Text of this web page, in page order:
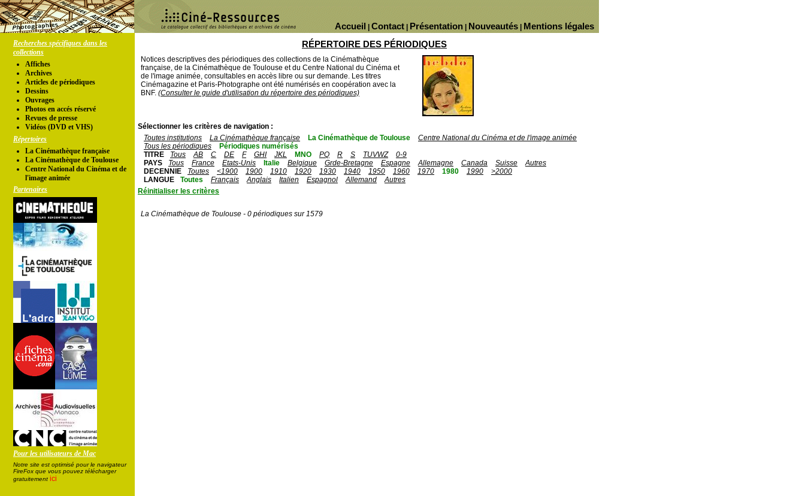
Mentions légales
Nouveautés
Présentation
Contact
Accueil
Recherches spécifiques dans les
collections
Affiches
Archives
Articles de périodiques
Dessins
Ouvrages
Photos en accés réservé
Revues de presse
Vidéos (DVD et VHS)
Répertoires
La Cinémathèque française
La Cinémathèque de Toulouse
Centre National du Cinéma et de
l'image animée
Partenaires
Pour les utilisateurs de Mac
Notre site est optimisé pour le navigateur
FireFox que vous pouvez télécharger
gratuitement ici
RÉPERTOIRE DES PÉRIODIQUES
Notices descriptives des périodiques des collections de la Cinémathèque
française, de la Cinémathèque de Toulouse et du Centre National du Cinéma et
de l'image animée, consultables en accès libre ou sur demande. Les titres
Cinémagazine et Paris-Photographe ont été numérisés en coopération avec la
BNF. (Consulter le guide d'utilisation du répertoire des périodiques)
Sélectionner les critères de navigation :
Toutes institutions
La Cinémathèque française La Cinémathèque de Toulouse
Centre National du Cinéma et de l'image animée
Tous les périodiques
Périodiques numérisés
TITRE
Tous AB C DE F GHI JKL MNO PQ R S TUVWZ
0-9
PAYS
Tous France Etats-Unis Italie Belgique Grde-Bretagne Espagne Allemagne Canada Suisse
Autres
DECENNIE
Toutes <1900 1900 1910 1920 1930 1940 1950 1960 1970 1980 1990
>2000
LANGUE
Toutes Français Anglais Italien Espagnol Allemand
Autres
Réinitialiser les critères
La Cinémathèque de Toulouse - 0 périodiques sur 1579